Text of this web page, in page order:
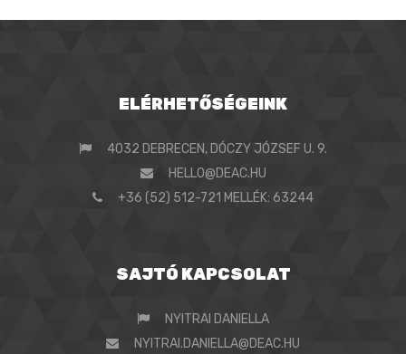
ELÉRHETŐSÉGEINK
4032 DEBRECEN, DÓCZY JÓZSEF U. 9.
HELLO@DEAC.HU
+36 (52) 512-721 MELLÉK: 63244
SAJTÓ KAPCSOLAT
NYITRAI DANIELLA
NYITRAI.DANIELLA@DEAC.HU